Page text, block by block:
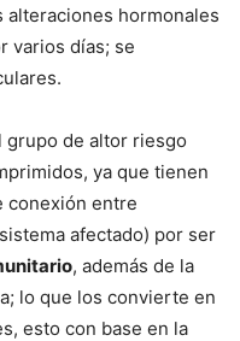
alteraciones hormonales
varios días; se
grupo de altor riesgo
ya que tienen
conexión entre
afectado) por ser
, además de la
lo que los convierte en
esto con base en la